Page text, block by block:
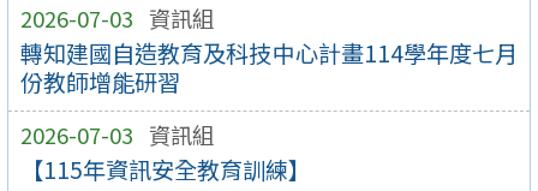
2026-07-03 資訊組
轉知建國自造教育及科技中心計畫114學年度七月
份教師增能研習
2026-07-03 資訊組
【115年資訊安全教育訓練】